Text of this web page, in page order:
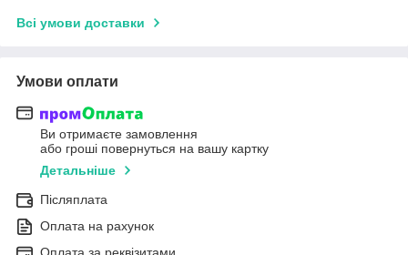
Всі умови доставки
Умови оплати
Ви отримаєте замовлення
або гроші повернуться на вашу картку
Детальніше
Післяплата
Оплата на рахунок